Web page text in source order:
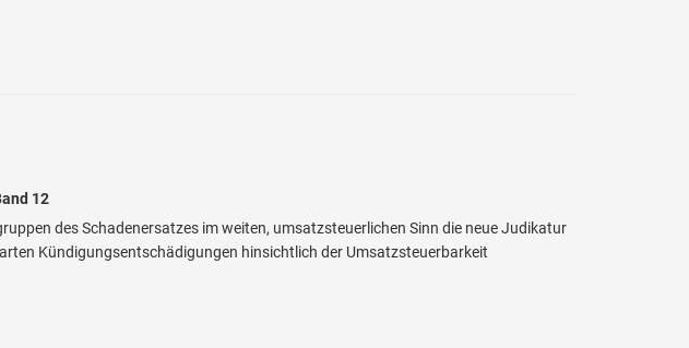
12
des Schadenersatzes im weiten, umsatzsteuerlichen Sinn die neue Judikatur
Kündigungsentschädigungen hinsichtlich der Umsatzsteuerbarkeit